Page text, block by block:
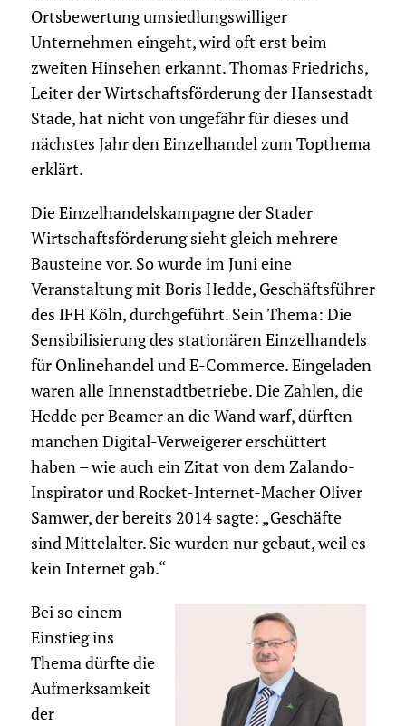
Ortsbewertung umsiedlungswilliger
Unternehmen eingeht, wird oft erst beim
zweiten Hinsehen erkannt. Thomas Friedrichs,
Leiter der Wirtschaftsförderung der Hansestadt
Stade, hat nicht von ungefähr für dieses und
nächstes Jahr den Einzelhandel zum Topthema
erklärt.
Die Einzelhandelskampagne der Stader
Wirtschaftsförderung sieht gleich mehrere
Bausteine vor. So wurde im Juni eine
Veranstaltung mit Boris Hedde, Geschäftsführer
des IFH Köln, durchgeführt. Sein Thema: Die
Sensibilisierung des stationären Einzelhandels
für Onlinehandel und E-Commerce. Eingeladen
waren alle Innenstadtbetriebe. Die Zahlen, die
Hedde per Beamer an die Wand warf, dürften
manchen Digital-Verweigerer erschüttert
haben – wie auch ein Zitat von dem Zalando-
Inspirator und Rocket-Internet-Macher Oliver
Samwer, der bereits 2014 sagte: „Geschäfte
sind Mittelalter. Sie wurden nur gebaut, weil es
kein Internet gab.“
Bei so einem
Einstieg ins
Thema dürfte die
Aufmerksamkeit
der